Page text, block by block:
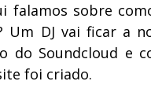
sobre
Um DJ vai ficar a
do Soundcloud e
foi criado.